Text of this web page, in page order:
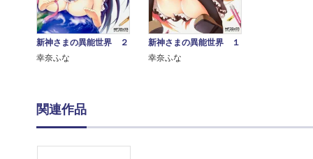
新神さまの異能世界 ２
幸奈ふな
新神さまの異能世界 １
幸奈ふな
関連作品